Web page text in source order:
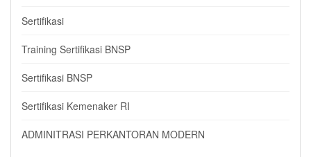
Sertifikasi
Training Sertifikasi BNSP
Sertifikasi BNSP
Sertifikasi Kemenaker RI
ADMINITRASI PERKANTORAN MODERN